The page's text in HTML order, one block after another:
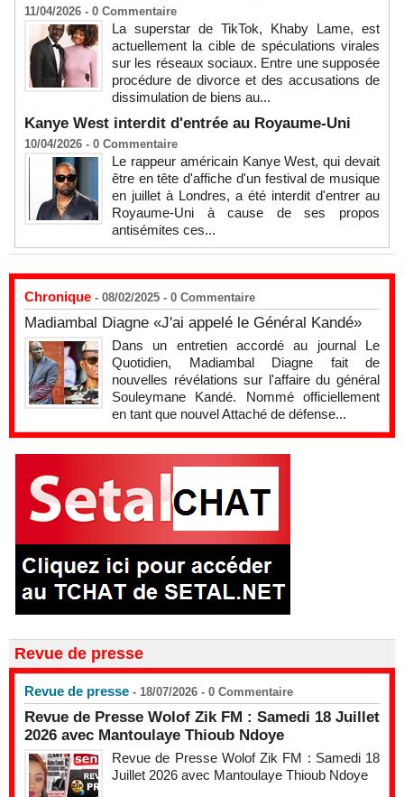
11/04/2026 - 0 Commentaire
La superstar de TikTok, Khaby Lame, est
actuellement la cible de spéculations virales
sur les réseaux sociaux. Entre une supposée
procédure de divorce et des accusations de
dissimulation de biens au...
Kanye West interdit d'entrée au Royaume-Uni
10/04/2026 - 0 Commentaire
Le rappeur américain Kanye West, qui devait
être en tête d'affiche d'un festival de musique
en juillet à Londres, a été interdit d'entrer au
Royaume-Uni à cause de ses propos
antisémites ces...
Chronique - 08/02/2025 - 0 Commentaire
Madiambal Diagne «J'ai appelé le Général Kandé»
Dans un entretien accordé au journal Le
Quotidien, Madiambal Diagne fait de
nouvelles révélations sur l'affaire du général
Souleymane Kandé. Nommé officiellement
en tant que nouvel Attaché de défense...
Revue de presse
Revue de presse - 18/07/2026 - 0 Commentaire
Revue de Presse Wolof Zik FM : Samedi 18 Juillet
2026 avec Mantoulaye Thioub Ndoye
Revue de Presse Wolof Zik FM : Samedi 18
Juillet 2026 avec Mantoulaye Thioub Ndoye